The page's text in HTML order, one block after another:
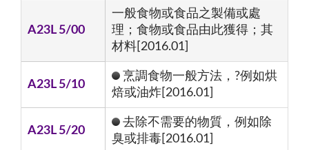
A23L 5/00
一般食物或食品之製備或處
理；食物或食品由此獲得；其
材料[2016.01]
A23L 5/10
烹調食物一般方法，?例如烘
焙或油炸[2016.01]
A23L 5/20
去除不需要的物質，例如除
臭或排毒[2016.01]